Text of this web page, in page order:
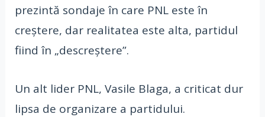
prezintă sondaje în care PNL este în
creștere, dar realitatea este alta, partidul
fiind în „descreștere”.
Un alt lider PNL, Vasile Blaga, a criticat dur
lipsa de organizare a partidului.